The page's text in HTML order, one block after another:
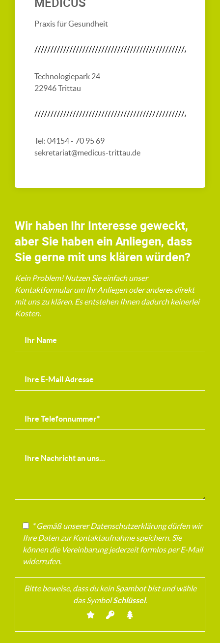
Praxis für Gesundheit
Technologiepark 24
22946 Trittau
Tel: 04154 - 70 95 69
sekretariat@medicus-trittau.de
Wir haben Ihr Interesse geweckt,
aber Sie haben ein Anliegen, dass
Sie gerne mit uns klären würden?
Kein Problem! Nutzen Sie einfach unser
Kontaktformular um Ihr Anliegen oder anderes direkt
mit uns zu klären. Es entstehen Ihnen dadurch keinerlei
Kosten.
* Gemäß unserer Datenschutzerklärung dürfen wir
Ihre Daten zur Kontaktaufnahme speichern. Sie
können die Vereinbarung jederzeit formlos per E-Mail
widerrufen.
Bitte beweise, dass du kein Spambot bist und wähle
das SymbolSchlüssel.